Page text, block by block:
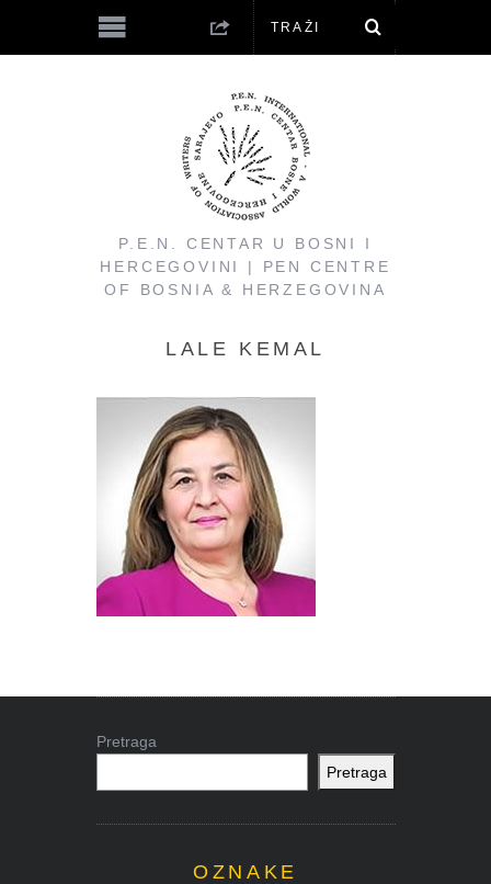
P.E.N. CENTAR U BOSNI I
HERCEGOVINI | PEN CENTRE
OF BOSNIA & HERZEGOVINA
LALE KEMAL
Pretraga
Pretraga
OZNAKE